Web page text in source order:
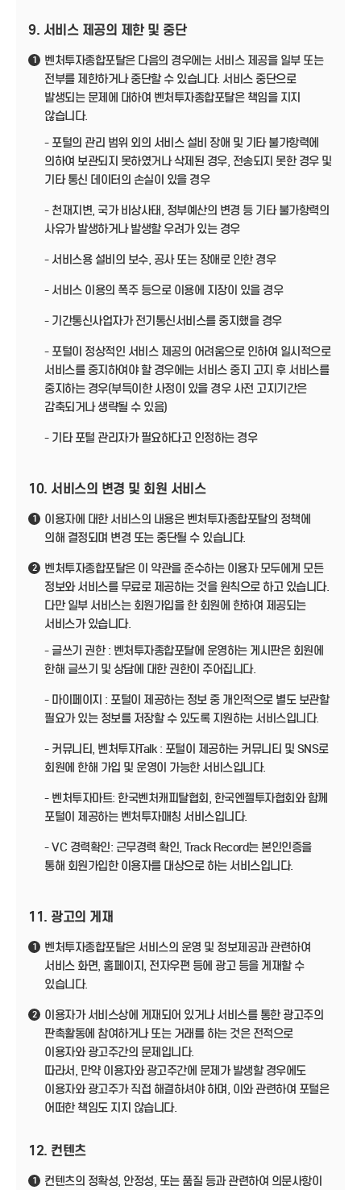
9. 서비스 제공의 제한 및 중단
1
벤처투자종합포탈은 다음의 경우에는 서비스 제공을 일부 또는
전부를 제한하거나 중단할 수 있습니다. 서비스 중단으로
발생되는 문제에 대하여 벤처투자종합포탈은 책임을 지지
않습니다.
- 포털의 관리 범위 외의 서비스 설비 장애 및 기타 불가항력에
의하여 보관되지 못하였거나 삭제된 경우, 전송되지 못한 경우 및
기타 통신 데이터의 손실이 있을 경우
- 천재지변, 국가 비상사태, 정부예산의 변경 등 기타 불가항력의
사유가 발생하거나 발생할 우려가 있는 경우
- 서비스용 설비의 보수, 공사 또는 장애로 인한 경우
- 서비스 이용의 폭주 등으로 이용에 지장이 있을 경우
- 기간통신사업자가 전기통신서비스를 중지했을 경우
- 포털이 정상적인 서비스 제공의 어려움으로 인하여 일시적으로
서비스를 중지하여야 할 경우에는 서비스 중지 고지 후 서비스를
중지하는 경우(부득이한 사정이 있을 경우 사전 고지기간은
감축되거나 생략될 수 있음)
- 기타 포털 관리자가 필요하다고 인정하는 경우
10. 서비스의 변경 및 회원 서비스
1
이용자에 대한 서비스의 내용은 벤처투자종합포탈의 정책에
의해 결정되며 변경 또는 중단될 수 있습니다.
2
벤처투자종합포탈은 이 약관을 준수하는 이용자 모두에게 모든
정보와 서비스를 무료로 제공하는 것을 원칙으로 하고 있습니다.
다만 일부 서비스는 회원가입을 한 회원에 한하여 제공되는
서비스가 있습니다.
- 글쓰기 권한 : 벤처투자종합포탈에 운영하는 게시판은 회원에
한해 글쓰기 및 상담에 대한 권한이 주어집니다.
- 마이페이지 : 포털이 제공하는 정보 중 개인적으로 별도 보관할
필요가 있는 정보를 저장할 수 있도록 지원하는 서비스입니다.
- 커뮤니티, 벤처투자Talk : 포털이 제공하는 커뮤니티 및 SNS로
회원에 한해 가입 및 운영이 가능한 서비스입니다.
- 벤처투자마트: 한국벤처캐피탈협회, 한국엔젤투자협회와 함께
포털이 제공하는 벤처투자매칭 서비스입니다.
- VC 경력확인: 근무경력 확인, Track Record는 본인인증을
통해 회원가입한 이용자를 대상으로 하는 서비스입니다.
11. 광고의 게재
1
벤처투자종합포탈은 서비스의 운영 및 정보제공과 관련하여
서비스 화면, 홈페이지, 전자우편 등에 광고 등을 게재할 수
있습니다.
2
이용자가 서비스상에 게재되어 있거나 서비스를 통한 광고주의
판촉활동에 참여하거나 또는 거래를 하는 것은 전적으로
이용자와 광고주간의 문제입니다.
따라서, 만약 이용자와 광고주간에 문제가 발생할 경우에도
이용자와 광고주가 직접 해결하셔야 하며, 이와 관련하여 포털은
어떠한 책임도 지지 않습니다.
12. 컨텐츠
1
컨텐츠의 정확성, 안정성, 또는 품질 등과 관련하여 의문사항이